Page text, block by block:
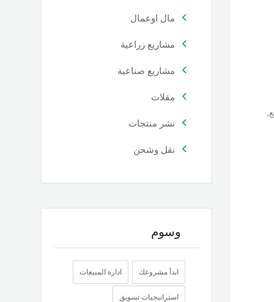
مال اوعمال
مشاريع زراعية
مشاريع صناعية
مقلات
نشر منتجات
نقل وشحن
وسوم
ابدأ مشروعك ادارة المبيعات
استراتيجيات تسويق